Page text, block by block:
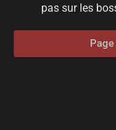
pas sur les